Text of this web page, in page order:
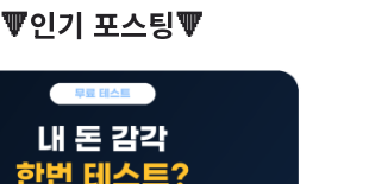
🔻인기 포스팅🔻